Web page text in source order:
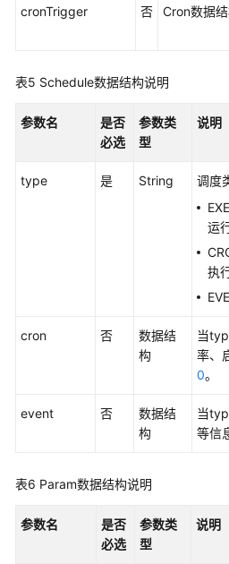
共
服
等
议
区
统
限
cronTrigger 否 Cron数据
表5 Schedule数据结构说明
参数名
是否
必选
参数类
型
说明
type 是 String
调度
运
执
cron 否
数据结
构
当
率、
0。
event 否
数据结
构
当
等信
表6 Param数据结构说明
参数名
是否
必选
参数类
型
说明